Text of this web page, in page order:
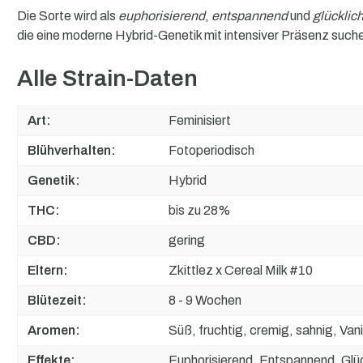
Die Sorte wird als euphorisierend, entspannendund
die eine moderne Hybrid-Genetik mit intensiver Präsenz
Alle Strain-Daten
Art: Feminisiert
Blühverhalten: Fotoperiodisch
Genetik: Hybrid
THC: bis zu 28%
CBD: gering
Eltern: Zkittlez x Cereal Milk #10
Blütezeit: 8 - 9 Wochen
Aromen: Süß, fruchtig, cremig, sahnig,
Effekte: Euphorisierend, Entspannend,